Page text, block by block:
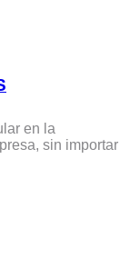
en la
sin importar